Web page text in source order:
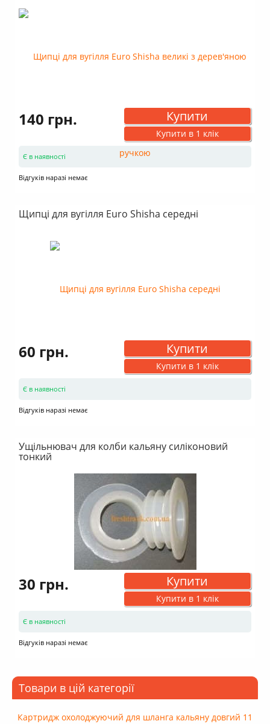
140 грн. Купити
Купити в 1 клік
Є в наявності
Відгуків наразі немає
Щипці для вугілля Euro Shisha середні
60 грн. Купити
Купити в 1 клік
Є в наявності
Відгуків наразі немає
Ущільнювач для колби кальяну силіконовий
тонкий
30 грн. Купити
Купити в 1 клік
Є в наявності
Відгуків наразі немає
Товари в цій категорії
Картридж охолоджуючий для шланга кальяну довгий 11